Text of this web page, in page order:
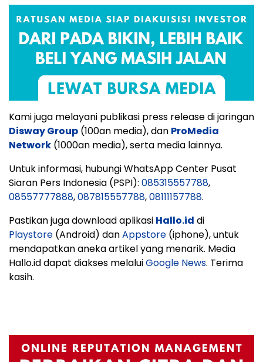
Kami juga melayani publikasi press release di jaringan
Disway Group (100an media), dan ProMedia
Network (1000an media), serta media lainnya.
Untuk informasi, hubungi WhatsApp Center Pusat
Siaran Pers Indonesia (PSPI): 085315557788,
08557777888,087815557788,08111157788.
Pastikan juga download aplikasi Hallo.id di
Playstore (Android) danAppstore (iphone), untuk
mendapatkan aneka artikel yang menarik. Media
Hallo.id dapat diakses melaluiGoogle News. Terima
kasih.